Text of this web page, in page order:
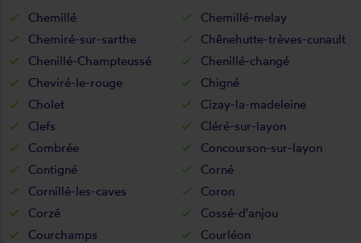
Chemillé
Chemillé-melay
Chemiré-sur-sarthe
Chênehutte-trèves-cunault
Chenillé-Champteussé
Chenillé-changé
Cheviré-le-rouge
Chigné
Cholet
Cizay-la-madeleine
Clefs
Cléré-sur-layon
Combrée
Concourson-sur-layon
Contigné
Corné
Cornillé-les-caves
Coron
Corzé
Cossé-d'anjou
Courchamps
Courléon